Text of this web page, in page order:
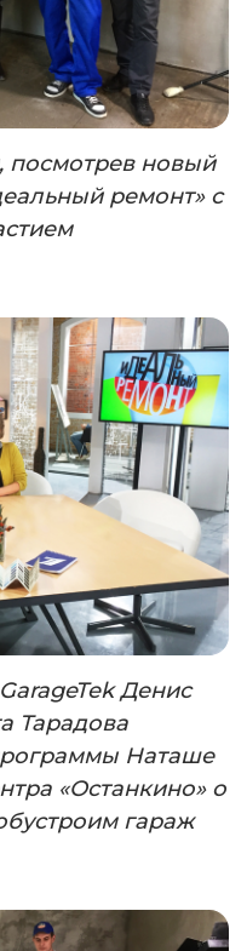
посмотрев новый
ремонт» с
GarageTekДенис
Тарадова
Наташе
«Останкино» о
гараж